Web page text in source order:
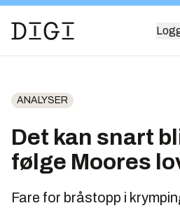
ANALYSER
Det kan snart
følge Moores
Fare for bråstopp i